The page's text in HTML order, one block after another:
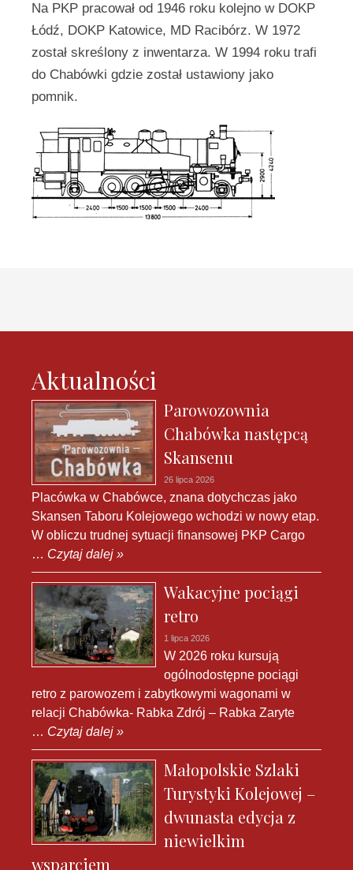
Na PKP pracował od 1946 roku kolejno w DOKP
Łódź, DOKP Katowice, MD Racibórz. W 1972
został skreślony z inwentarza. W 1994 roku trafi
do Chabówki gdzie został ustawiony jako
pomnik.
Aktualności
Parowozownia
Chabówka następcą
Skansenu
26 lipca 2026
Placówka w Chabówce, znana dotychczas jako
Skansen Taboru Kolejowego wchodzi w nowy etap.
W obliczu trudnej sytuacji finansowej PKP Cargo
… Czytaj dalej »
Wakacyjne pociągi
retro
1 lipca 2026
W 2026 roku kursują
ogólnodostępne pociągi
retro z parowozem i zabytkowymi wagonami w
relacji Chabówka- Rabka Zdrój – Rabka Zaryte
… Czytaj dalej »
Małopolskie Szlaki
Turystyki Kolejowej –
dwunasta edycja z
niewielkim
wsparciem